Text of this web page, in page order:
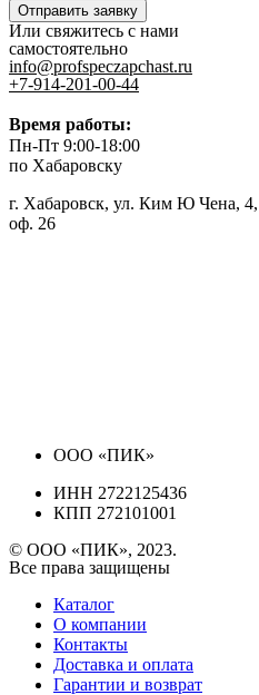
Отправить заявку
Или свяжитесь с нами
самостоятельно
info@profspeczapchast.ru
+7-914-201-00-44
Время работы:
Пн-Пт 9:00-18:00
по Хабаровску
г. Хабаровск, ул. Ким Ю Чена, 4,
оф. 26
ООО «ПИК»
ИНН 2722125436
КПП 272101001
© ООО «ПИК», 2023.
Все права защищены
Каталог
О компании
Контакты
Доставка и оплата
Гарантии и возврат